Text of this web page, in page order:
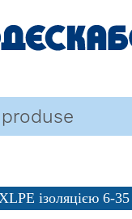
ізоляцією 6-